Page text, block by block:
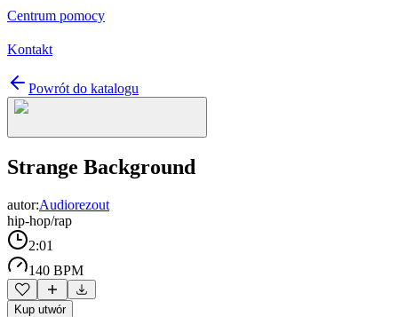
Centrum pomocy
Kontakt
Powrót do katalogu
Strange Background
autor:Audiorezout
hip-hop/rap
2:01
140 BPM
Kup utwór